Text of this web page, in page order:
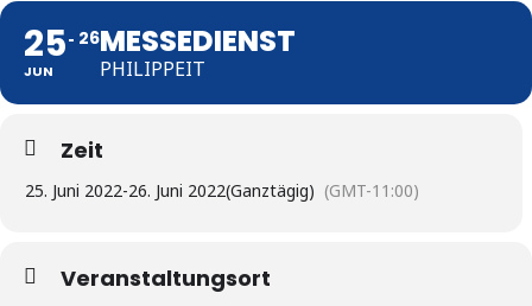
25
JUN
26MESSEDIENST
PHILIPPEIT
Zeit
25. Juni 2022-26. Juni 2022(Ganztägig) (GMT-11:00)
Veranstaltungsort